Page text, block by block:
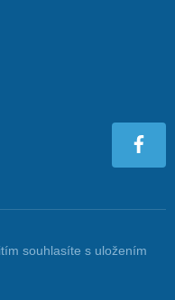
souhlasíte s uložením